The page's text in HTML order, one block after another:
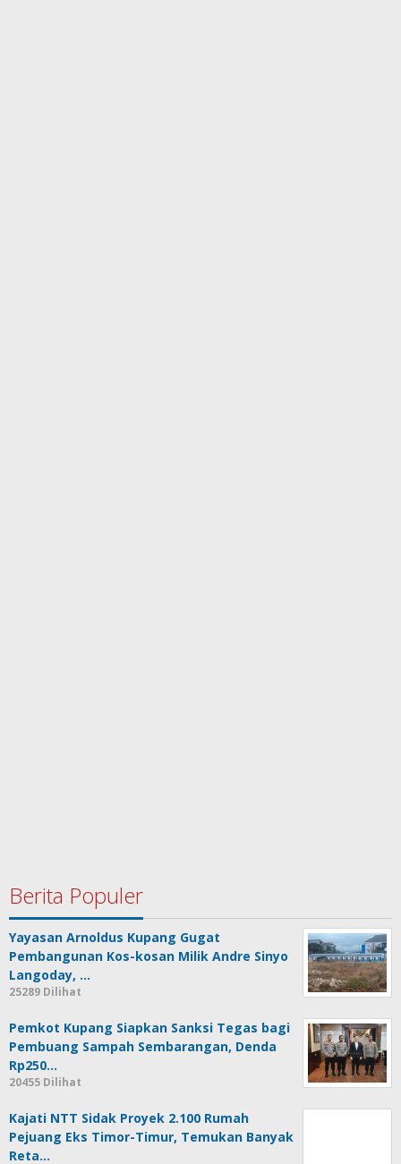
Berita Populer
Yayasan Arnoldus Kupang Gugat
Pembangunan Kos-kosan Milik Andre Sinyo
Langoday, …
25289 Dilihat
Pemkot Kupang Siapkan Sanksi Tegas bagi
Pembuang Sampah Sembarangan, Denda
Rp250…
20455 Dilihat
Kajati NTT Sidak Proyek 2.100 Rumah
Pejuang Eks Timor-Timur, Temukan Banyak
Reta…